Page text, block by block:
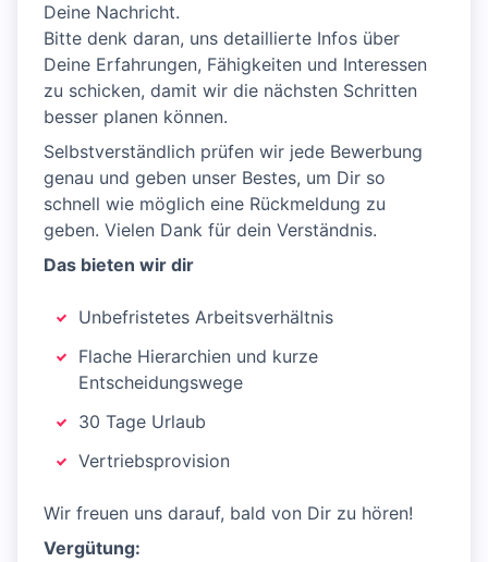
Deine Nachricht.
Bitte denk daran, uns detaillierte Infos über
Deine Erfahrungen, Fähigkeiten und Interessen
zu schicken, damit wir die nächsten Schritten
besser planen können.
Selbstverständlich prüfen wir jede Bewerbung
genau und geben unser Bestes, um Dir so
schnell wie möglich eine Rückmeldung zu
geben. Vielen Dank für dein Verständnis.
Das bieten wir dir
Unbefristetes Arbeitsverhältnis
Flache Hierarchien und kurze
Entscheidungswege
30 Tage Urlaub
Vertriebsprovision
Wir freuen uns darauf, bald von Dir zu hören!
Vergütung: